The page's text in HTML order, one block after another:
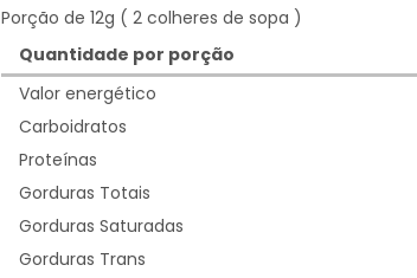
Porção de 12g ( 2 colheres de sopa )
Quantidade por porção
Valor energético
Carboidratos
Proteínas
Gorduras Totais
Gorduras Saturadas
Gorduras Trans